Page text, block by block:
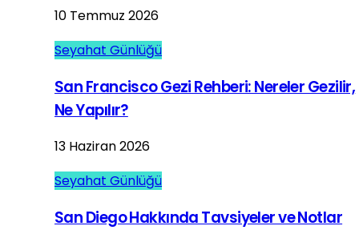
10 Temmuz 2026
Seyahat Günlüğü
San Francisco Gezi Rehberi: Nereler Gezilir,
Ne Yapılır?
13 Haziran 2026
Seyahat Günlüğü
San Diego Hakkında Tavsiyeler ve Notlar